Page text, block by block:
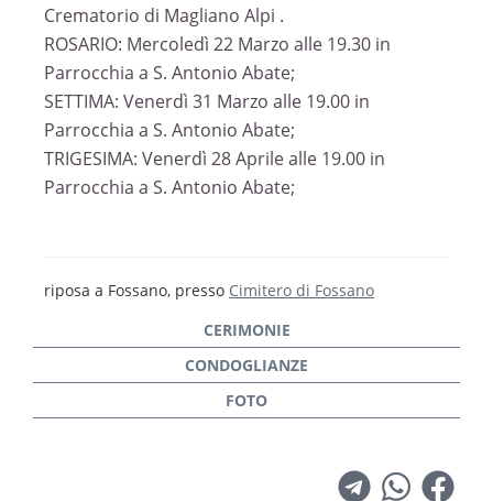
Crematorio di Magliano Alpi .
ROSARIO: Mercoledì 22 Marzo alle 19.30 in
Parrocchia a S. Antonio Abate;
SETTIMA: Venerdì 31 Marzo alle 19.00 in
Parrocchia a S. Antonio Abate;
TRIGESIMA: Venerdì 28 Aprile alle 19.00 in
Parrocchia a S. Antonio Abate;
riposa a Fossano, presso Cimitero di Fossano